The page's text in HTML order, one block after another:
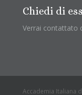
Chiedi di
Verrai contattato
Accademia Italiana